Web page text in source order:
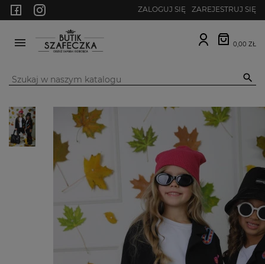
ZALOGUJ SIĘ ZAREJESTRUJ SIĘ

0,00 ZŁ
MENU